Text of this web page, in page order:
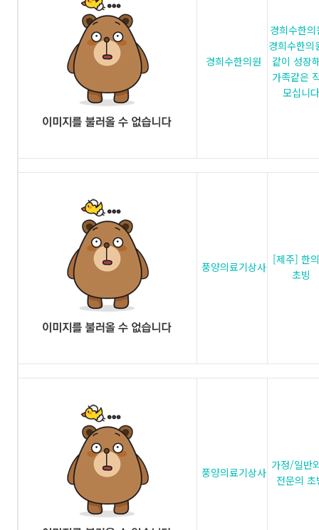
경희수한의원
경희수한
경희수한의
같이 성장
가족같은
모십니다
풍양의료기상사
[제주] 한
초빙
풍양의료기상사
가정/일반
전문의 초